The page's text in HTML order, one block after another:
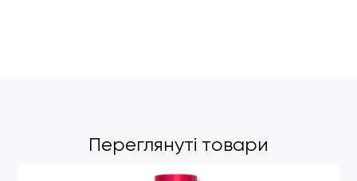
Переглянуті товари